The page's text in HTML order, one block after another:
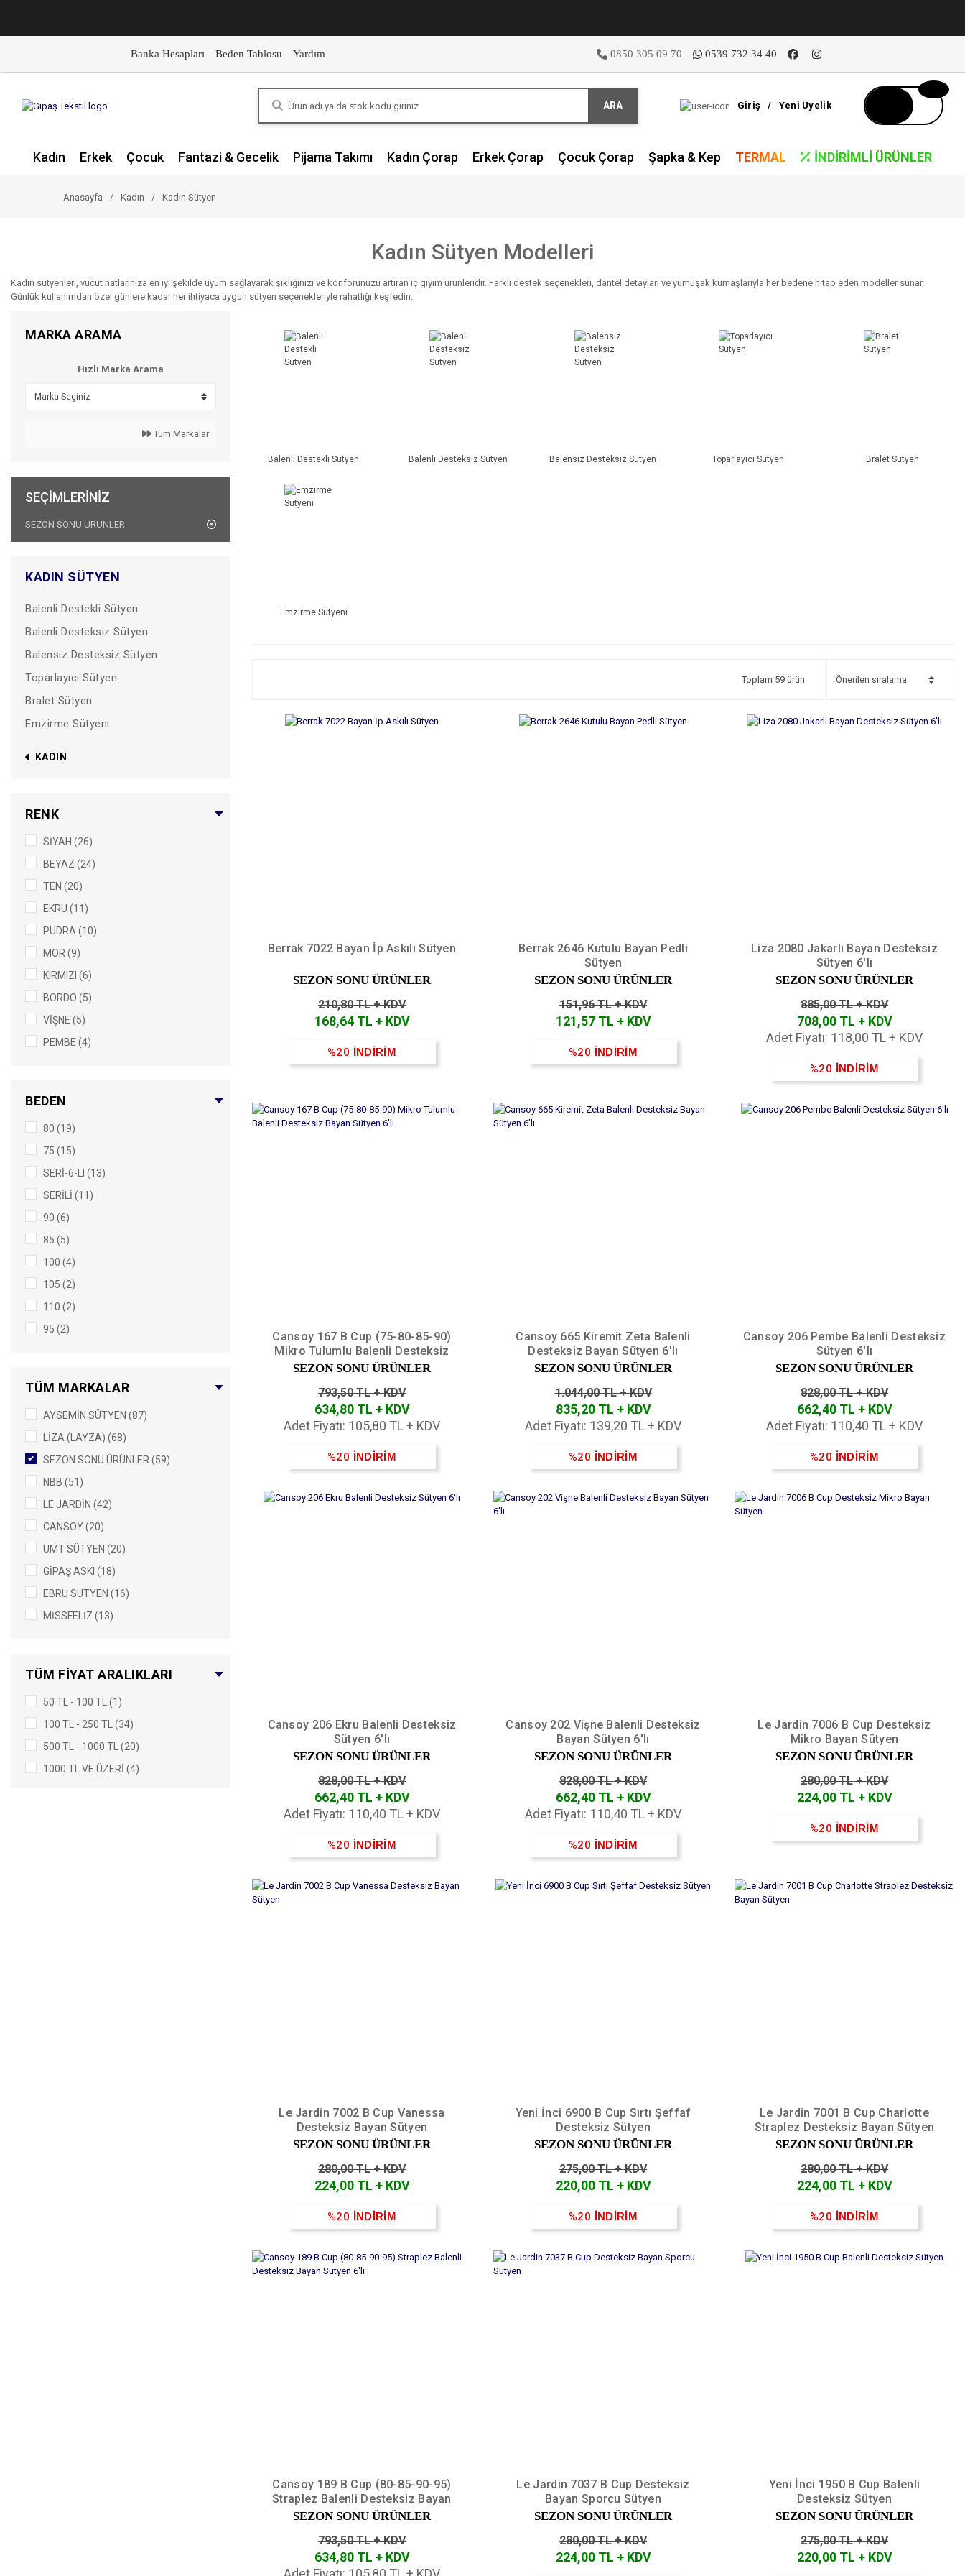
Banka Hesapları Beden Tablosu Yardım 0850 305 09 70 0539 732 34 40
ARA Giriş / Yeni Üyelik
Kadın Erkek Çocuk Fantazi & Gecelik Pijama Takımı Kadın Çorap Erkek Çorap Çocuk Çorap Şapka & Kep TERMAL İNDIRIMLI ÜRÜNLER
Anasayfa Kadın Kadın Sütyen
Kadın Sütyen Modelleri
Kadın sütyenleri, vücut hatlarınıza en iyi şekilde uyum sağlayarak şıklığınızı ve konforunuzu artıran iç giyim ürünleridir. Farklı destek seçenekleri, dantel detayları ve yumuşak kumaşlarıyla her bedene hitap eden modeller sunar.
Günlük kullanımdan özel günlere kadar her ihtiyaca uygun sütyen seçenekleriyle rahatlığı keşfedin.
MARKA ARAMA
Hızlı Marka Arama
Tüm Markalar
SEÇIMLERINIZ
SEZON SONU ÜRÜNLER
KADIN SÜTYEN
Balenli Destekli Sütyen
Balenli Desteksiz Sütyen
Balensiz Desteksiz Sütyen
Toparlayıcı Sütyen
Bralet Sütyen
Emzirme Sütyeni
KADIN
RENK
SİYAH (26)
BEYAZ (24)
TEN (20)
EKRU (11)
PUDRA (10)
MOR (9)
KIRMIZI (6)
BORDO (5)
VİŞNE (5)
PEMBE (4)
TEREYAĞ (2)
ANTRASİT (1)
BEBEK MAVİ (1)
BRONZSİMLİ (1)
CAPPICINO (1)
F.YEŞİLİ (1)
GÜL KURUSU (1)
KİREMİT (1)
MİNT (1)
MOCHA (1)
PETROL (1)
BEDEN
80 (19)
75 (15)
SERİ-6-LI (13)
SERİLİ (11)
90 (6)
85 (5)
100 (4)
105 (2)
110 (2)
95 (2)
S (1)
TÜM MARKALAR
AYSEMİN SÜTYEN (87)
LIZA (LAYZA) (68)
SEZON SONU ÜRÜNLER (59)
NBB (51)
LE JARDIN (42)
CANSOY (20)
UMT SÜTYEN (20)
GİPAŞ ASKI (18)
EBRU SÜTYEN (16)
MİSSFELİZ (13)
BÜŞRA (6)
BERRAK (3)
ACEMOĞLU SÜTYEN (2)
TUTKU (1)
TÜM FIYAT ARALIKLARI
50 TL - 100 TL (1)
100 TL - 250 TL (34)
500 TL - 1000 TL (20)
1000 TL VE ÜZERI (4)
Balenli Destekli Sütyen Balenli Desteksiz Sütyen Balensiz Desteksiz Sütyen Toparlayıcı Sütyen Bralet Sütyen
Emzirme Sütyeni
Toplam 59 ürün
Berrak 7022 Bayan İp Askılı Sütyen
SEZON SONU ÜRÜNLER
210,80 TL + KDV
168,64 TL + KDV
%20 İNDİRİM
Berrak 2646 Kutulu Bayan Pedli
Sütyen
SEZON SONU ÜRÜNLER
151,96 TL + KDV
121,57 TL + KDV
%20 İNDİRİM
Liza 2080 Jakarlı Bayan Desteksiz
Sütyen 6'lı
SEZON SONU ÜRÜNLER
885,00 TL + KDV
708,00 TL + KDV
Adet Fiyatı: 118,00 TL + KDV
%20 İNDİRİM
Cansoy 167 B Cup (75-80-85-90)
Mikro Tulumlu Balenli Desteksiz
Bayan Sütyen 6'lı
SEZON SONU ÜRÜNLER
793,50 TL + KDV
634,80 TL + KDV
Adet Fiyatı: 105,80 TL + KDV
%20 İNDİRİM
Cansoy 665 Kiremit Zeta Balenli
Desteksiz Bayan Sütyen 6'lı
SEZON SONU ÜRÜNLER
1.044,00 TL + KDV
835,20 TL + KDV
Adet Fiyatı: 139,20 TL + KDV
%20 İNDİRİM
Cansoy 206 Pembe Balenli Desteksiz
Sütyen 6'lı
SEZON SONU ÜRÜNLER
828,00 TL + KDV
662,40 TL + KDV
Adet Fiyatı: 110,40 TL + KDV
%20 İNDİRİM
Cansoy 206 Ekru Balenli Desteksiz
Sütyen 6'lı
SEZON SONU ÜRÜNLER
828,00 TL + KDV
662,40 TL + KDV
Adet Fiyatı: 110,40 TL + KDV
%20 İNDİRİM
Cansoy 202 Vişne Balenli Desteksiz
Bayan Sütyen 6'lı
SEZON SONU ÜRÜNLER
828,00 TL + KDV
662,40 TL + KDV
Adet Fiyatı: 110,40 TL + KDV
%20 İNDİRİM
Le Jardin 7006 B Cup Desteksiz
Mikro Bayan Sütyen
SEZON SONU ÜRÜNLER
280,00 TL + KDV
224,00 TL + KDV
%20 İNDİRİM
Le Jardin 7002 B Cup Vanessa
Desteksiz Bayan Sütyen
SEZON SONU ÜRÜNLER
280,00 TL + KDV
224,00 TL + KDV
%20 İNDİRİM
Yeni İnci 6900 B Cup Sırtı Şeffaf
Desteksiz Sütyen
SEZON SONU ÜRÜNLER
275,00 TL + KDV
220,00 TL + KDV
%20 İNDİRİM
Le Jardin 7001 B Cup Charlotte
Straplez Desteksiz Bayan Sütyen
SEZON SONU ÜRÜNLER
280,00 TL + KDV
224,00 TL + KDV
%20 İNDİRİM
Cansoy 189 B Cup (80-85-90-95)
Straplez Balenli Desteksiz Bayan
Sütyen 6'lı
SEZON SONU ÜRÜNLER
793,50 TL + KDV
634,80 TL + KDV
Le Jardin 7037 B Cup Desteksiz
Bayan Sporcu Sütyen
SEZON SONU ÜRÜNLER
280,00 TL + KDV
224,00 TL + KDV
Yeni İnci 1950 B Cup Balenli
Desteksiz Sütyen
SEZON SONU ÜRÜNLER
275,00 TL + KDV
220,00 TL + KDV